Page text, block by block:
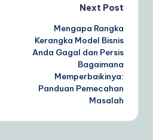
Next Post
Mengapa Rangka
Kerangka Model Bisnis
Anda Gagal dan Persis
Bagaimana
Memperbaikinya:
Panduan Pemecahan
Masalah